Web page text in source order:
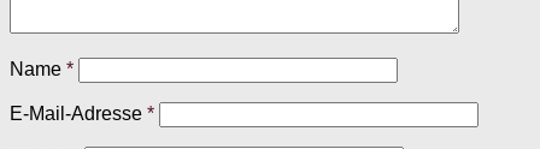
Name *
E-Mail-Adresse *